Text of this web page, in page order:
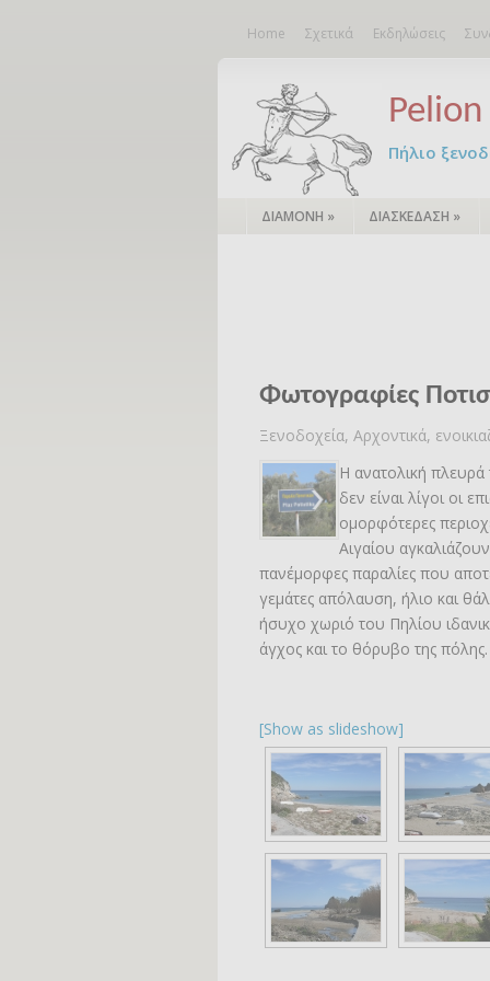
Home Σχετικά Εκδηλώσεις
Πήλιο
ΔΙΑΜΟΝΗ » ΔΙΑΣΚΕΔΑΣΗ »
Φωτογραφίες
Ξενοδοχεία, Αρχοντικά,
Η ανατολική πλευρά
δεν είναι λίγοι οι
ομορφότερες
Αιγαίου
πανέμορφες παραλίες που
γεμάτες απόλαυση, ήλιο και
ήσυχο χωριό του Πηλίου
άγχος και το θόρυβο της πόλης.
[Show as slideshow]